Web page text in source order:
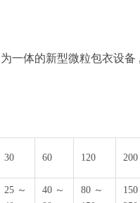
一体的新型微粒包衣设备
30 60 120 200
25 ～
40 ～
80 ～
150